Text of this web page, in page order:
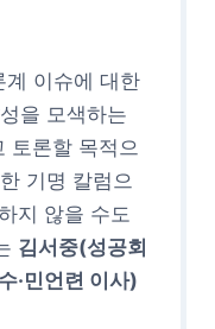
계 이슈에 대한
을 모색하는
토론할 목적으
기명 칼럼으
지 않을 수도
김서중(성공회
·민언련 이사)